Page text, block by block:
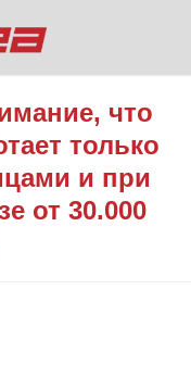
что
только
и при
от 30.000